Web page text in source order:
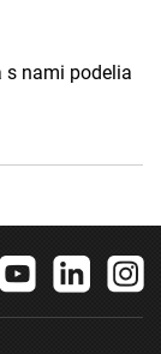
s nami podelia